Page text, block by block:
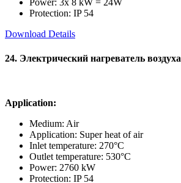
Power: 3x 8 kW = 24W
Protection: IP 54
Download Details
24. Электрический нагреватель воздуха
Application:
Medium: Air
Application: Super heat of air
Inlet temperature: 270°C
Outlet temperature: 530°C
Power: 2760 kW
Protection: IP 54